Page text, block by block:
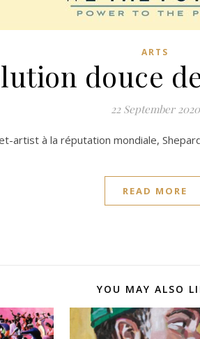
ARTS
douce
22 September 2020
artist à la réputation mondiale,
READ MORE
YOU MAY ALSO